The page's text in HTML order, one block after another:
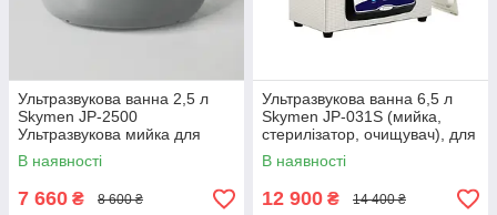
Ультразвукова ванна 2,5 л
Skymen JP-2500
Ультразвукова мийка для
інструментів
В наявності
7 660 ₴ 8 600 ₴
Ультразвукова ванна 6,5 л
Skymen JP-031S (мийка,
стерилізатор, очищувач), для
сто, стоматології
В наявності
12 900 ₴ 14 400 ₴